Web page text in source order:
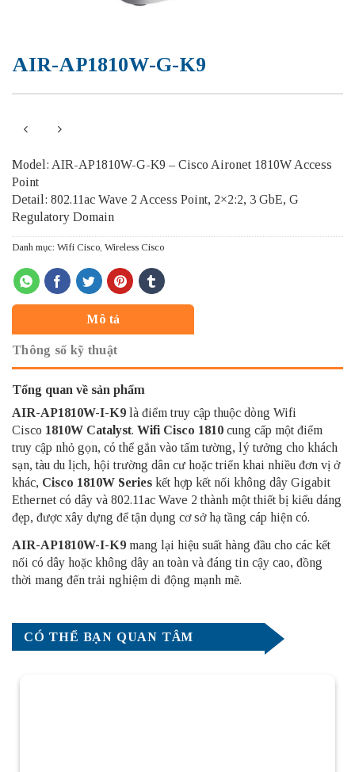
AIR-AP1810W-G-K9
Model: AIR-AP1810W-G-K9 – Cisco Aironet 1810W Access
Point
Detail: 802.11ac Wave 2 Access Point, 2×2:2, 3 GbE, G
Regulatory Domain
Danh mục: Wifi Cisco Wireless Cisco
Mô tả
Thông số kỹ thuật
Tổng quan về sản phẩm
AIR-AP1810W-I-K9 là điểm truy cập thuộc dòng Wifi
Cisco 1810W Catalyst. Wifi Cisco 1810 cung cấp một điểm
truy cập nhỏ gọn, có thể gắn vào tấm tường, lý tưởng cho khách
sạn, tàu du lịch, hội trường dân cư hoặc triển khai nhiều đơn vị ở
khác, Cisco 1810W Series kết hợp kết nối không dây Gigabit
Ethernet có dây và 802.11ac Wave 2 thành một thiết bị kiểu dáng
đẹp, được xây dựng để tận dụng cơ sở hạ tầng cáp hiện có.
AIR-AP1810W-I-K9 mang lại hiệu suất hàng đầu cho các kết
nối có dây hoặc không dây an toàn và đáng tin cậy cao, đồng
thời mang đến trải nghiệm di động mạnh mẽ.
CÓ THỂ BẠN QUAN TÂM